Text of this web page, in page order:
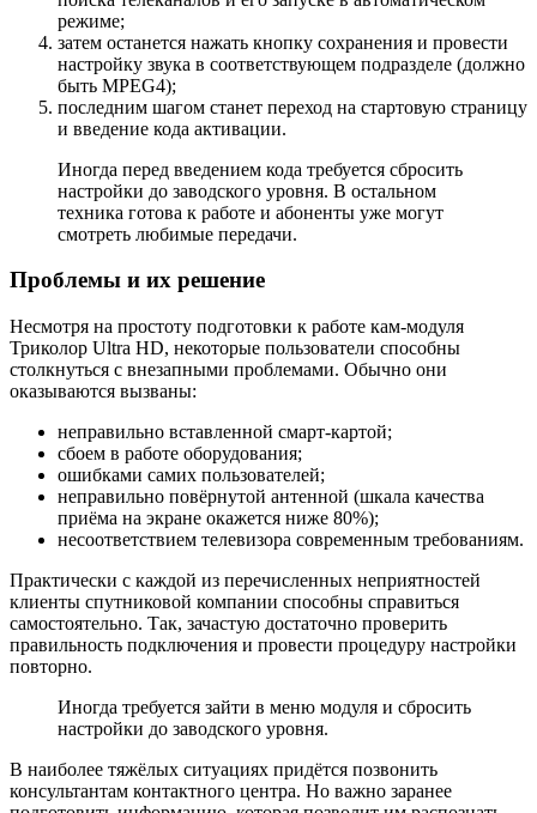
режиме;
затем останется нажать кнопку сохранения и провести
настройку звука в соответствующем подразделе (должно
быть MPEG4);
последним шагом станет переход на стартовую страницу
и введение кода активации.
Иногда перед введением кода требуется сбросить
настройки до заводского уровня. В остальном
техника готова к работе и абоненты уже могут
смотреть любимые передачи.
Проблемы и их решение
Несмотря на простоту подготовки к работе кам-модуля
Триколор Ultra HD, некоторые пользователи способны
столкнуться с внезапными проблемами. Обычно они
оказываются вызваны:
неправильно вставленной смарт-картой;
сбоем в работе оборудования;
ошибками самих пользователей;
неправильно повёрнутой антенной (шкала качества
приёма на экране окажется ниже 80%);
несоответствием телевизора современным требованиям.
Практически с каждой из перечисленных неприятностей
клиенты спутниковой компании способны справиться
самостоятельно. Так, зачастую достаточно проверить
правильность подключения и провести процедуру настройки
повторно.
Иногда требуется зайти в меню модуля и сбросить
настройки до заводского уровня.
В наиболее тяжёлых ситуациях придётся позвонить
консультантам контактного центра. Но важно заранее